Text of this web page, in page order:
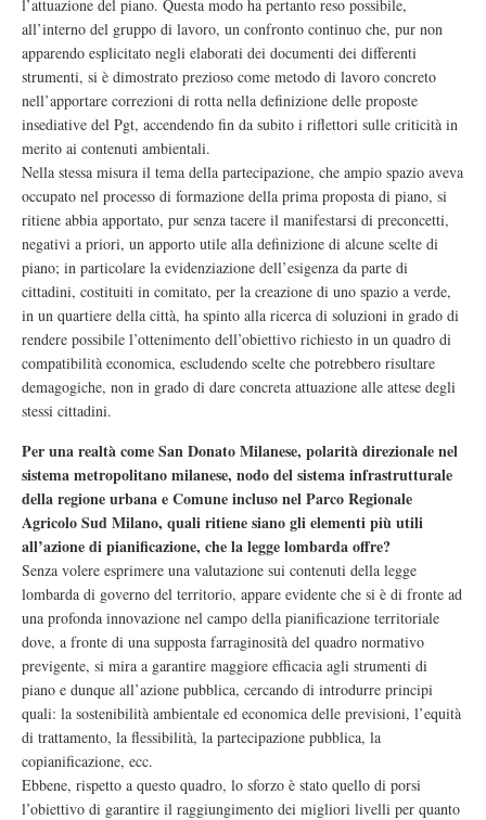
l’attuazione del piano. Questa modo ha pertanto reso possibile,
all’interno del gruppo di lavoro, un confronto continuo che, pur non
apparendo esplicitato negli elaborati dei documenti dei differenti
strumenti, si è dimostrato prezioso come metodo di lavoro concreto
nell’apportare correzioni di rotta nella definizione delle proposte
insediative del Pgt, accendendo fin da subito i riflettori sulle criticità in
merito ai contenuti ambientali.
Nella stessa misura il tema della partecipazione, che ampio spazio aveva
occupato nel processo di formazione della prima proposta di piano, si
ritiene abbia apportato, pur senza tacere il manifestarsi di preconcetti,
negativi a priori, un apporto utile alla definizione di alcune scelte di
piano; in particolare la evidenziazione dell’esigenza da parte di
cittadini, costituiti in comitato, per la creazione di uno spazio a verde,
in un quartiere della città, ha spinto alla ricerca di soluzioni in grado di
rendere possibile l’ottenimento dell’obiettivo richiesto in un quadro di
compatibilità economica, escludendo scelte che potrebbero risultare
demagogiche, non in grado di dare concreta attuazione alle attese degli
stessi cittadini.
Per una realtà come San Donato Milanese, polarità direzionale nel
sistema metropolitano milanese, nodo del sistema infrastrutturale
della regione urbana e Comune incluso nel Parco Regionale
Agricolo Sud Milano, quali ritiene siano gli elementi più utili
all’azione di pianificazione, che la legge lombarda offre?
Senza volere esprimere una valutazione sui contenuti della legge
lombarda di governo del territorio, appare evidente che si è di fronte ad
una profonda innovazione nel campo della pianificazione territoriale
dove, a fronte di una supposta farraginosità del quadro normativo
previgente, si mira a garantire maggiore efficacia agli strumenti di
piano e dunque all’azione pubblica, cercando di introdurre principi
quali: la sostenibilità ambientale ed economica delle previsioni, l’equità
di trattamento, la flessibilità, la partecipazione pubblica, la
copianificazione, ecc.
Ebbene, rispetto a questo quadro, lo sforzo è stato quello di porsi
l’obiettivo di garantire il raggiungimento dei migliori livelli per quanto